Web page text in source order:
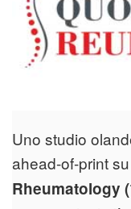
Uno studio
ahead-of-print su
Rheumatology